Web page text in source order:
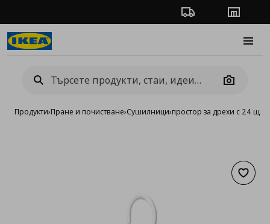
Проследяване на
Camera
Продукти›Пране и почистване›Сушилници›простор за дрехи с 24